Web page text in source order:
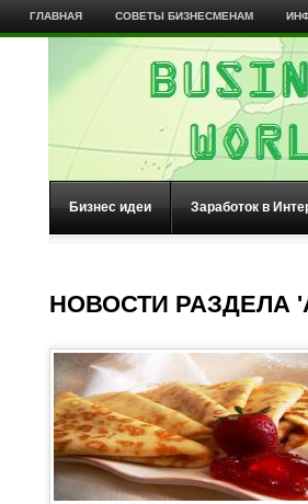
ГЛАВНАЯ СОВЕТЫ БИЗНЕСМЕНАМ
Бизнес идеи Заработок в
НОВОСТИ РАЗДЕЛА